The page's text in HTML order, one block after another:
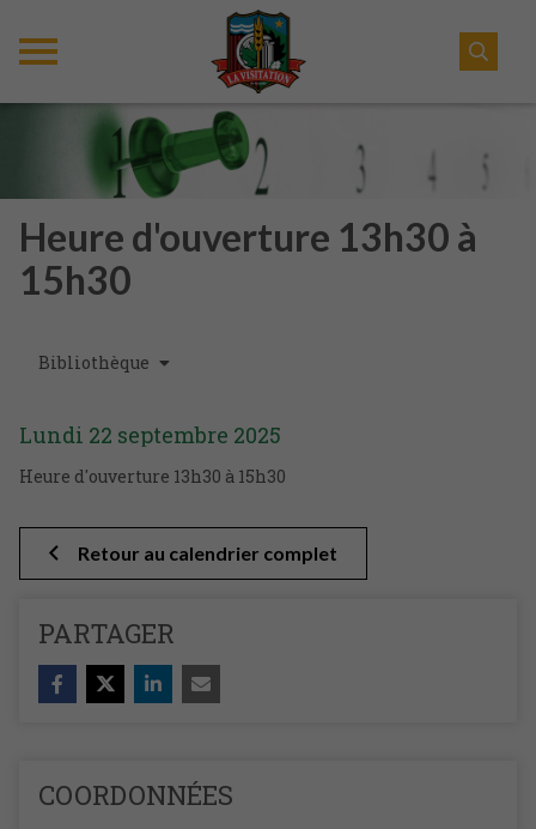
Heure d'ouverture 13h30 à
15h30
Bibliothèque
Lundi 22 septembre 2025
Heure d'ouverture 13h30 à 15h30
Retour au calendrier complet
PARTAGER
COORDONNÉES